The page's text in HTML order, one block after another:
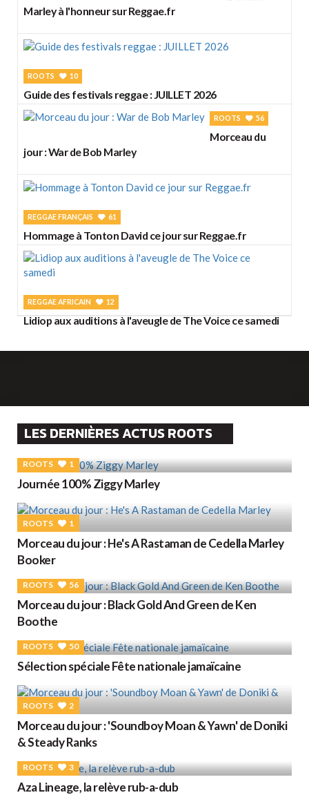
Marley à l'honneur sur Reggae.fr
ROOTS 10
Guide des festivals reggae : JUILLET 2026
ROOTS 56
Morceau du
jour : War de Bob Marley
REGGAE FRANÇAIS 61
Hommage à Tonton David ce jour sur Reggae.fr
REGGAE AFRICAIN 12
Lidiop aux auditions à l'aveugle de The Voice ce samedi
LES DERNIÈRES ACTUS ROOTS
ROOTS 1
Journée 100% Ziggy Marley
ROOTS 1
Morceau du jour : He's A Rastaman de Cedella Marley
Booker
ROOTS 56
Morceau du jour : Black Gold And Green de Ken
Boothe
ROOTS 50
Sélection spéciale Fête nationale jamaïcaine
ROOTS 2
Morceau du jour : 'Soundboy Moan & Yawn' de Doniki
& Steady Ranks
ROOTS 3
Aza Lineage, la relève rub-a-dub